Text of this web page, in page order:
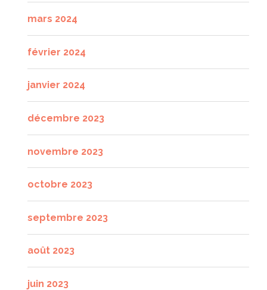
mars 2024
février 2024
janvier 2024
décembre 2023
novembre 2023
octobre 2023
septembre 2023
août 2023
juin 2023